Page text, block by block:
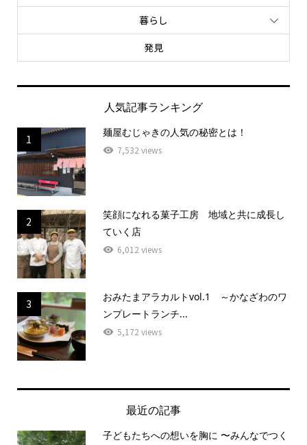
暮らし
発見
人気記事ランキング
1
麺屋むじゃきの人気の秘密とは！
7,532 views
2
笑顔になれる菓子工房 地域と共に成長し
ていく店
6,012 views
3
おみたまアラカルトvol.1 ～かなざわのワ
ンプレートランチ...
5,172 views
最近の記事
子どもたちへの想いを胸に 〜みんなでつく